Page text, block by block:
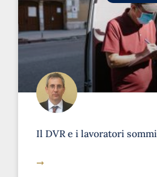
Il DVR e i lavoratori
➞